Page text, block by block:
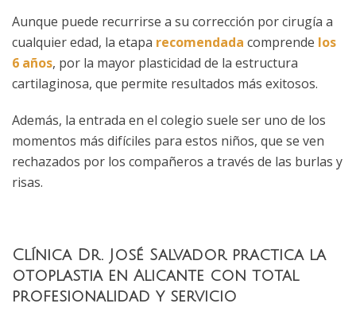
Aunque puede recurrirse a su corrección por cirugía a
cualquier edad, la etapa recomendada comprende los
6 años, por la mayor plasticidad de la estructura
cartilaginosa, que permite resultados más exitosos.
Además, la entrada en el colegio suele ser uno de los
momentos más difíciles para estos niños, que se ven
rechazados por los compañeros a través de las burlas y
risas.
Clínica Dr. José Salvador practica la
otoplastia en Alicante con total
profesionalidad y servicio